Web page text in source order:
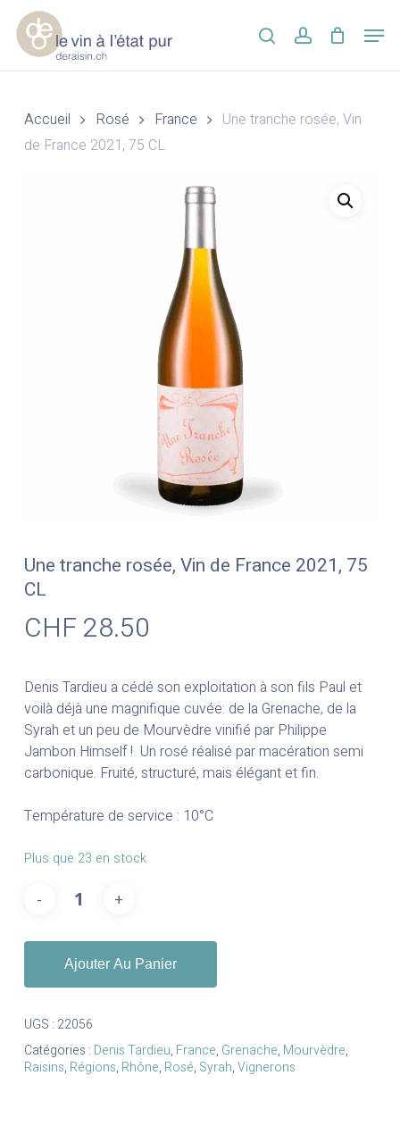
Skip
main
content
searchaccount
Accueil Rosé France
Une tranche rosée, Vin
de France 2021, 75 CL
Une tranche rosée, Vin de France 2021, 75
CL
CHF 28.50
Denis Tardieu a cédé son exploitation à son fils Paul et
voilà déjà une magnifique cuvée: de la Grenache, de la
Syrah et un peu de Mourvèdre vinifié par Philippe
Jambon Himself ! Un rosé réalisé par macération semi
carbonique. Fruité, structuré, mais élégant et fin.
Température de service : 10°C
Plus que 23 en stock
Ajouter Au Panier
UGS : 22056
Catégories : Denis Tardieu, France, Grenache, Mourvèdre,
Raisins, Régions, Rhône, Rosé, Syrah,Vignerons
Menu